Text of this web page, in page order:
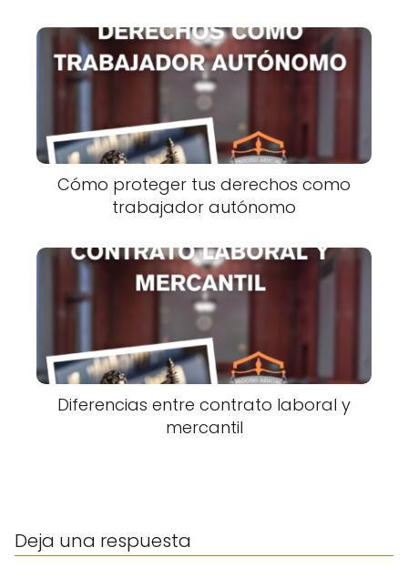
Cómo proteger tus derechos como
trabajador autónomo
Diferencias entre contrato laboral y
mercantil
Deja una respuesta